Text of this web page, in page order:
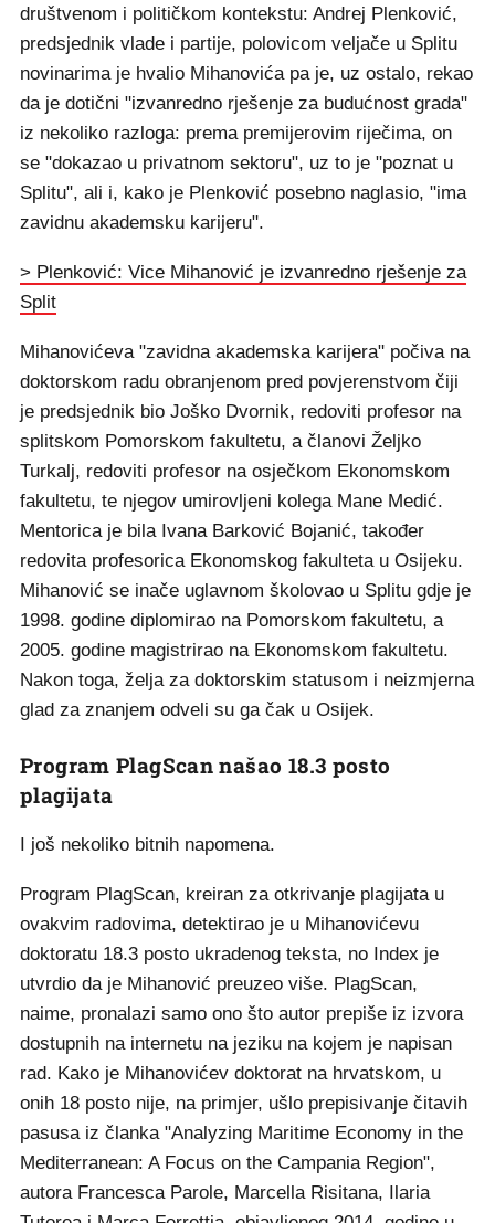
društvenom i političkom kontekstu: Andrej Plenković,
predsjednik vlade i partije, polovicom veljače u Splitu
novinarima je hvalio Mihanovića pa je, uz ostalo, rekao
da je dotični "izvanredno rješenje za budućnost grada"
iz nekoliko razloga: prema premijerovim riječima, on
se "dokazao u privatnom sektoru", uz to je "poznat u
Splitu", ali i, kako je Plenković posebno naglasio, "ima
zavidnu akademsku karijeru".
> Plenković: Vice Mihanović je izvanredno rješenje za
Split
Mihanovićeva "zavidna akademska karijera" počiva na
doktorskom radu obranjenom pred povjerenstvom čiji
je predsjednik bio Joško Dvornik, redoviti profesor na
splitskom Pomorskom fakultetu, a članovi Željko
Turkalj, redoviti profesor na osječkom Ekonomskom
fakultetu, te njegov umirovljeni kolega Mane Medić.
Mentorica je bila Ivana Barković Bojanić, također
redovita profesorica Ekonomskog fakulteta u Osijeku.
Mihanović se inače uglavnom školovao u Splitu gdje je
1998. godine diplomirao na Pomorskom fakultetu, a
2005. godine magistrirao na Ekonomskom fakultetu.
Nakon toga, želja za doktorskim statusom i neizmjerna
glad za znanjem odveli su ga čak u Osijek.
Program PlagScan našao 18.3 posto
plagijata
I još nekoliko bitnih napomena.
Program PlagScan, kreiran za otkrivanje plagijata u
ovakvim radovima, detektirao je u Mihanovićevu
doktoratu 18.3 posto ukradenog teksta, no Index je
utvrdio da je Mihanović preuzeo više. PlagScan,
naime, pronalazi samo ono što autor prepiše iz izvora
dostupnih na internetu na jeziku na kojem je napisan
rad. Kako je Mihanovićev doktorat na hrvatskom, u
onih 18 posto nije, na primjer, ušlo prepisivanje čitavih
pasusa iz članka "Analyzing Maritime Economy in the
Mediterranean: A Focus on the Campania Region",
autora Francesca Parole, Marcella Risitana, Ilaria